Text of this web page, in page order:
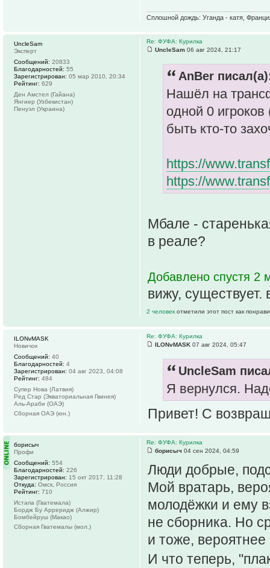
Сплошной дождь: Уганда - катя,
Re: ФУФА: Курилка
UncleSam 06 авг 2024, 21:17
AnBer
Нашёл на
одной 0
быть кто-то
https://
https://
Мбале -
в реале?
Добавлено спустя 2
вижу,
2 человек отметили этот пост как
UncleSam
Эксперт
Сообщений: 20833
Благодарностей: 55
Зарегистрирован: 05 мар 2010, 20:34
Рейтинг: 629
Ден Амстел (Гайана)
Янгиер (Узбекистан)
Пенуэл (Украина)
Re: ФУФА: Курилка
ILONvMASK 07 авг 2024, 05:47
UncleSam
Я вернулся.
Привет! С
ILONvMASK
Новичок
Сообщений: 40
Благодарностей: 4
Зарегистрирован: 04 авг 2023, 04:08
Рейтинг: 484
Супер Нова (Латвия)
Ред Стар (Экваториальная Гвинея)
Аль-Араби (ОАЭ)
Сборная ОАЭ (юн.)
Re: ФУФА: Курилка
борисыч 04 сен 2024, 04:59
Люди добрые,
Мой вратарь,
молодёжки и ему
не сборника. Но
и тоже,
И что теперь,
борисыч
Профи
Сообщений: 554
Благодарностей: 226
Зарегистрирован: 15 окт 2017, 11:28
Откуда: Омск, Россия
Рейтинг: 710
Истапа (Гватемала)
Бордж Бу Арреридж (Алжир)
Бомбейруш (Макао)
Сборная Гватемалы (мол.)